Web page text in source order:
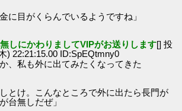
に目がくらんでいるようですね」
しにかわりましてVIPがお送りします[] 投
) 22:21:15.00 ID:SpEQtmny0
、私も外に出てみたくなってきた
とけ。こんなところで外に出たら長門が
台無しだぜ」